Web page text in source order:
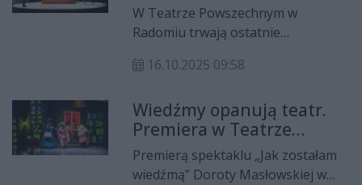
W Teatrze Powszechnym w
Radomiu trwają ostatnie
spektaklu „Dom lalki”. To dramat
drugiej połowie XIX wieku, wciąż
pozostaje zaskakująco aktualny.
16.10.2025 09:58
Wiedźmy opanują teatr.
Premiera w Teatrze
Powszechnym
Premierą spektaklu „Jak zostałam
wiedźmą” Doroty Masłowskiej w